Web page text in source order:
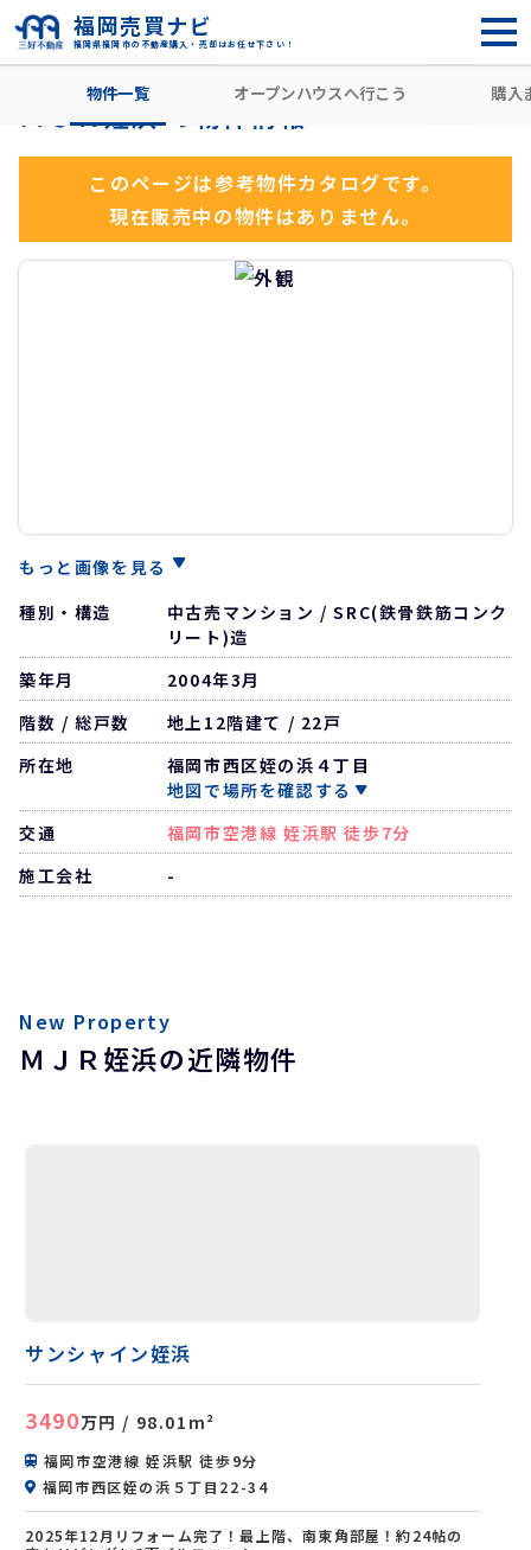
福岡県福岡市の不動産購入・売却はお任せ下さい！
福岡売買ナビ
住所から探す 福岡市西区
物件一覧 オープンハウスへ行こう 購入
ＭＪＲ姪浜 の物件情報
このページは参考物件カタログです。
現在販売中の物件はありません。
もっと画像を見る
種別・構造
中古売マンション / SRC(鉄骨鉄筋コンク
リート)造
築年月
2004年3月
階数 / 総戸数
地上12階建て / 22戸
所在地
福岡市西区姪の浜４丁目
地図で場所を確認する
交通
福岡市空港線 姪浜駅 徒歩7分
施工会社
-
New Property
ＭＪＲ姪浜の近隣物件
サンシャイン姪浜
3490万円 / 98.01m²
福岡市空港線 姪浜駅 徒歩9分
福岡市西区姪の浜５丁目22-34
2025年12月リフォーム完了！最上階、南東角部屋！約24帖の